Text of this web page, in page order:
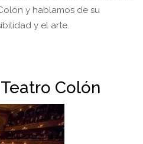
y hablamos de su
y el arte.
Teatro Colón